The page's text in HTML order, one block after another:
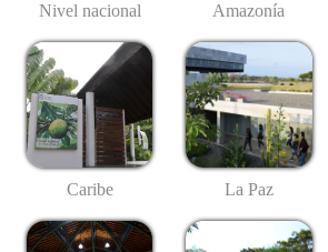
Nivel nacional Amazonía
Caribe La Paz